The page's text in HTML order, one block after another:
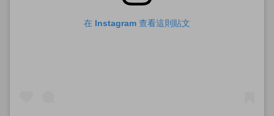
在 Instagram 查看這則貼文